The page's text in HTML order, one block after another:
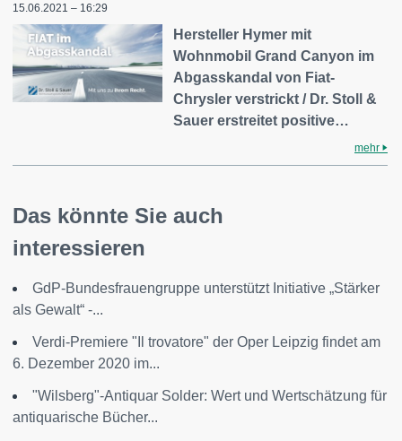
15.06.2021 – 16:29
Hersteller Hymer mit
Wohnmobil Grand Canyon im
Abgasskandal von Fiat-
Chrysler verstrickt / Dr. Stoll &
Sauer erstreitet positive…
mehr
Das könnte Sie auch
interessieren
GdP-Bundesfrauengruppe unterstützt Initiative „Stärker
als Gewalt“ -...
Verdi-Premiere "Il trovatore" der Oper Leipzig findet am
6. Dezember 2020 im...
"Wilsberg"-Antiquar Solder: Wert und Wertschätzung für
antiquarische Bücher...